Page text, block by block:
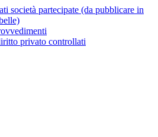
società partecipate (da pubblicare in
privato controllati